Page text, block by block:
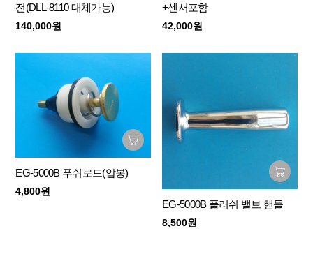
전(DLL-8110 대체가능)
140,000원
+센서포함
42,000원
EG-5000B 푸쉬로드(압봉)
4,800원
EG-5000B 플러쉬 밸브 핸들
8,500원